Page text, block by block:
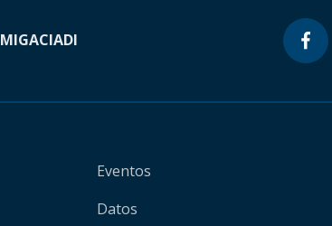
MIGACIADI
Eventos
Datos